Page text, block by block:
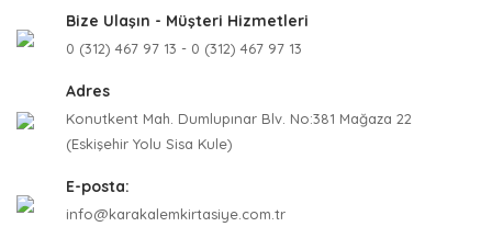
Bize Ulaşın - Müşteri Hizmetleri
0 (312) 467 97 13 - 0 (312) 467 97 13
Adres
Konutkent Mah. Dumlupınar Blv. No:381 Mağaza 22
(Eskişehir Yolu Sisa Kule)
E-posta:
info@karakalemkirtasiye.com.tr